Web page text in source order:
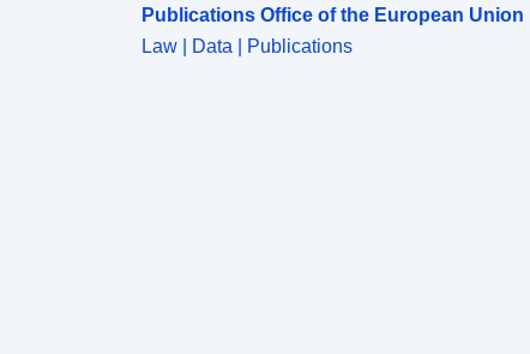
Publications Office of the European Union
Law | Data | Publications